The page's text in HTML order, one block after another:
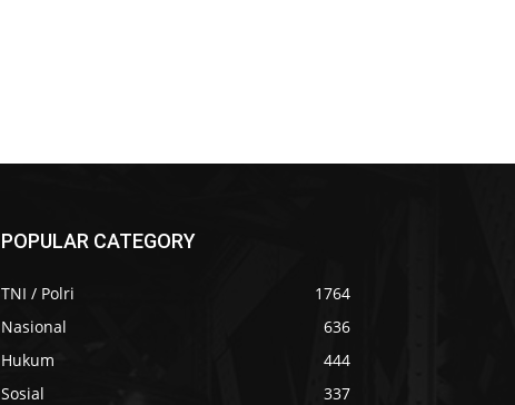
POPULAR CATEGORY
TNI / Polri
1764
Nasional
636
Hukum
444
Sosial
337